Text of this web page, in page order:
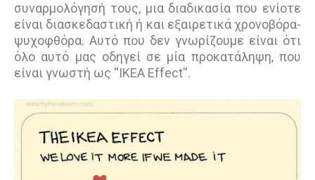
συναρμολόγησή τους, μια διαδικασία που ενίοτε
είναι διασκεδαστική ή και εξαιρετικά χρονοβόρα-
ψυχοφθόρα. Αυτό που δεν γνωρίζουμε είναι ότι
όλο αυτό μας οδηγεί σε μία προκατάληψη, που
είναι γνωστή ως ''IKEA Effect''.